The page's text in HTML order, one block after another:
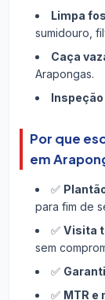
Limpa
sumidouro,
Caça
Arapongas.
Por que
em
✅
para fim de
✅ Visita
sem
✅
✅ MTR e